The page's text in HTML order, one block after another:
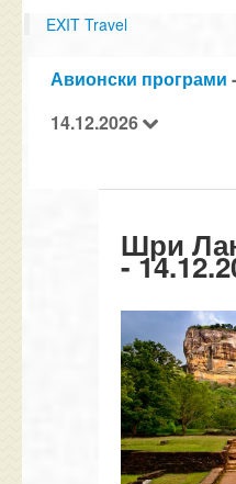
EXIT Travel
Авионски програми
14.12.2026
Шри
-